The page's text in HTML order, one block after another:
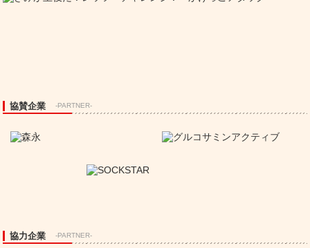
協賛企業 -PARTNER-
協力企業 -PARTNER-